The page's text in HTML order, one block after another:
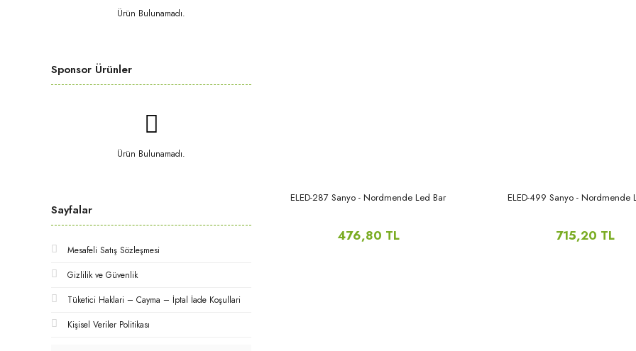
Ürün Bulunamadı.
Sponsor Ürünler
Ürün Bulunamadı.
Sayfalar
Mesafeli Satış Sözleşmesi
Gizlilik ve Güvenlik
Tüketici Haklari – Cayma – İptal İade Koşullari
Kişisel Veriler Politikası
ELED-287 Sanyo - Nordmende Led Bar
476,80 TL
ELED-499 Sanyo - Nordmende
715,20 TL